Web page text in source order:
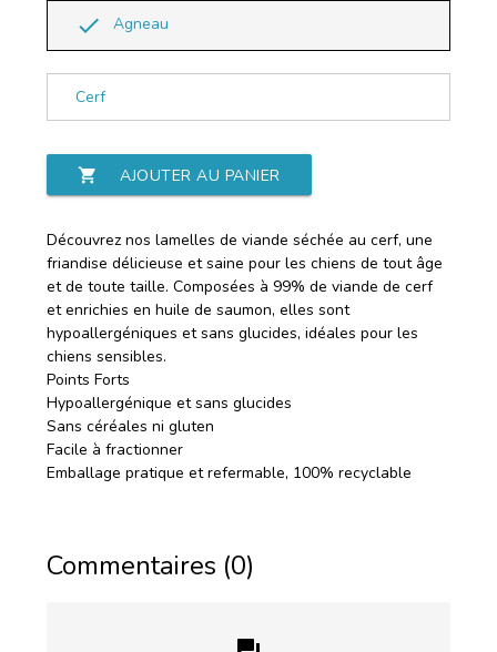
done Agneau
Cerf
shopping_cart AJOUTER AU PANIER
Découvrez nos lamelles de viande séchée au cerf, une
friandise délicieuse et saine pour les chiens de tout âge
et de toute taille. Composées à 99% de viande de cerf
et enrichies en huile de saumon, elles sont
hypoallergéniques et sans glucides, idéales pour les
chiens sensibles.
Points Forts
Hypoallergénique et sans glucides
Sans céréales ni gluten
Facile à fractionner
Emballage pratique et refermable, 100% recyclable
Commentaires (0)